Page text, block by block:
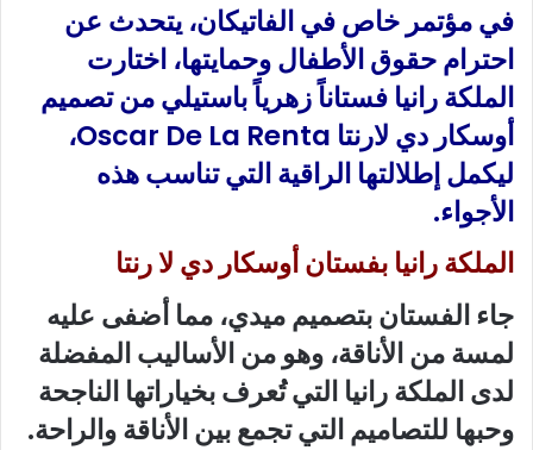
في مؤتمر خاص في الفاتيكان، يتحدث عن
احترام حقوق الأطفال وحمايتها، اختارت
الملكة رانيا فستاناً زهرياً باستيلي من تصميم
أوسكار دي لارنتا Oscar De La Renta،
ليكمل إطلالتها الراقية التي تناسب هذه
الأجواء.
الملكة رانيا بفستان أوسكار دي لا رنتا
جاء الفستان بتصميم ميدي، مما أضفى عليه
لمسة من الأناقة، وهو من الأساليب المفضلة
لدى الملكة رانيا التي تُعرف بخياراتها الناجحة
وحبها للتصاميم التي تجمع بين الأناقة والراحة.